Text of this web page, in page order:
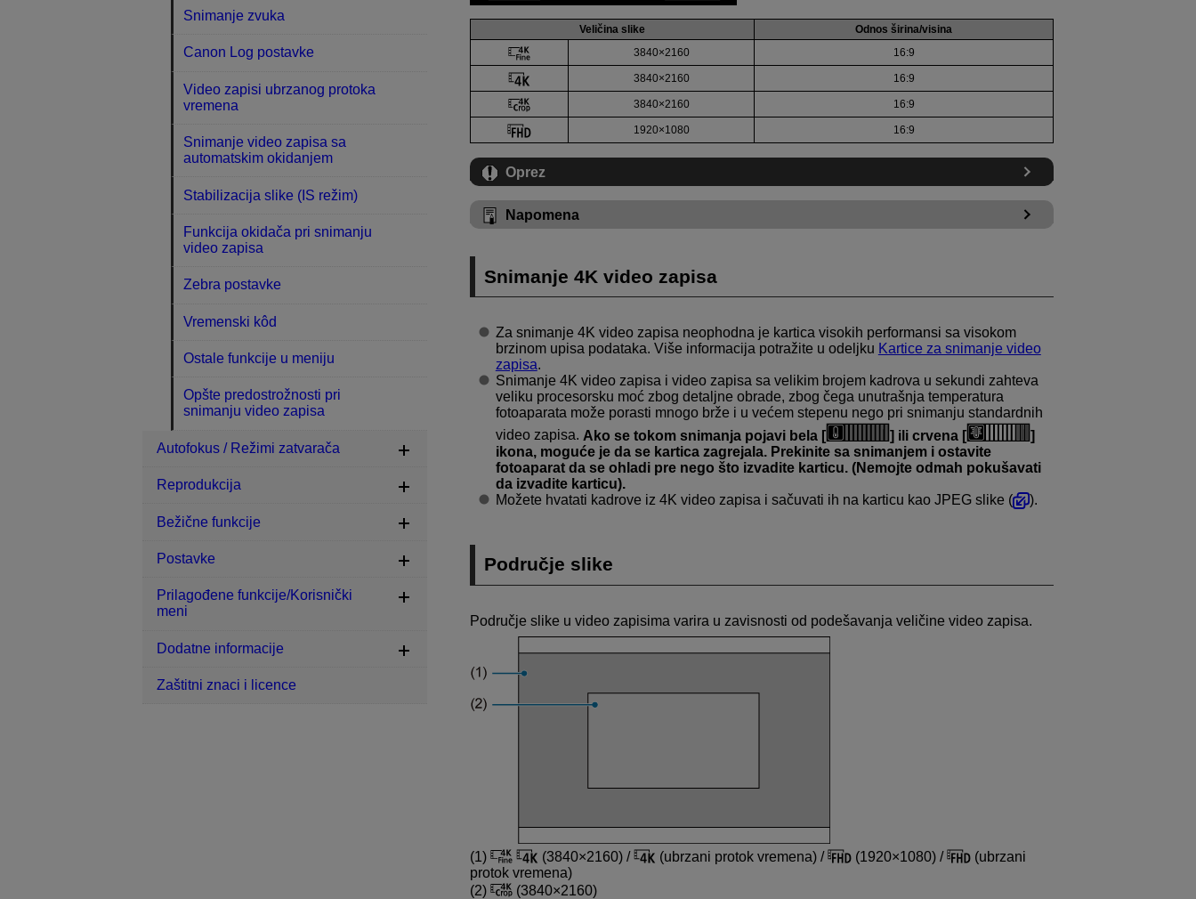
Veličina slike Odnos širina/visina
3840×2160 16:9
3840×2160 16:9
3840×2160 16:9
1920×1080 16:9
Oprez
Napomena
Snimanje 4K video zapisa
Za snimanje 4K video zapisa neophodna je kartica visokih performansi sa visokom
brzinom upisa podataka. Više informacija potražite u odeljku Kartice za snimanje video
zapisa.
Snimanje 4K video zapisa i video zapisa sa velikim brojem kadrova u sekundi zahteva
veliku procesorsku moć zbog detaljne obrade, zbog čega unutrašnja temperatura
fotoaparata može porasti mnogo brže i u većem stepenu nego pri snimanju standardnih
video zapisa. Ako se tokom snimanja pojavi bela [ ] ili crvena [
]
ikona, moguće je da se kartica zagrejala. Prekinite sa snimanjem i ostavite
fotoaparat da se ohladi pre nego što izvadite karticu. (Nemojte odmah pokušavati
da izvadite karticu).
Možete hvatati kadrove iz 4K video zapisa i sačuvati ih na karticu kao JPEG slike (
).
Područje slike
Područje slike u video zapisima varira u zavisnosti od podešavanja veličine video zapisa.
(1) (3840×2160) / (ubrzani protok vremena) / (1920×1080) /
(ubrzani
protok vremena)
(2)
(3840×2160)
Snimanje zvuka
Canon Log postavke
Video zapisi ubrzanog protoka
vremena
Snimanje video zapisa sa
automatskim okidanjem
Stabilizacija slike (IS režim)
Funkcija okidača pri snimanju
video zapisa
Zebra postavke
Vremenski kôd
Ostale funkcije u meniju
Opšte predostrožnosti pri
snimanju video zapisa
Autofokus / Režimi zatvarača
Reprodukcija
Bežične funkcije
Postavke
Prilagođene funkcije/Korisnički
meni
Dodatne informacije
Zaštitni znaci i licence